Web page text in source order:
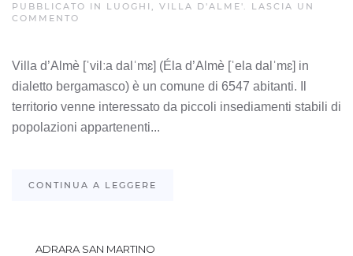
PUBBLICATO IN LUOGHI , VILLA D'ALME'. LASCIA UN
COMMENTO
Villa d’Almè [ˈvilːa dalˈmɛ] (Éla d’Almè [ˈela dalˈmɛ] in
dialetto bergamasco) è un comune di 6547 abitanti. Il
territorio venne interessato da piccoli insediamenti stabili di
popolazioni appartenenti...
CONTINUA A LEGGERE
ADRARA SAN MARTINO